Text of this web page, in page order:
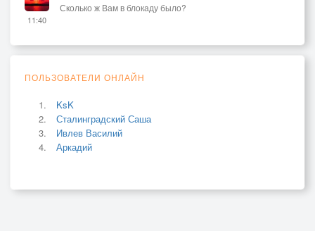
11:40
Сколько ж Вам в блокаду было?
ПОЛЬЗОВАТЕЛИ ОНЛАЙН
KsK
Сталинградский Саша
Ивлев Василий
Аркадий